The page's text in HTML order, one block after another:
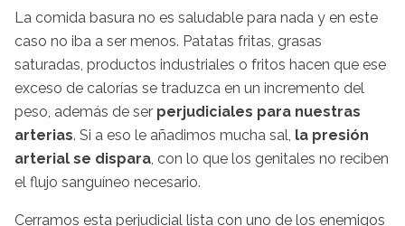
La comida basura no es saludable para nada y en este
caso no iba a ser menos. Patatas fritas, grasas
saturadas, productos industriales o fritos hacen que ese
exceso de calorías se traduzca en un incremento del
peso, además de ser perjudiciales para nuestras
arterias. Si a eso le añadimos mucha sal, la presión
arterial se dispara, con lo que los genitales no reciben
el flujo sanguíneo necesario.
Cerramos esta perjudicial lista con uno de los enemigos